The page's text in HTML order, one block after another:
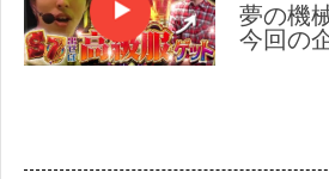
夢の機
今回の